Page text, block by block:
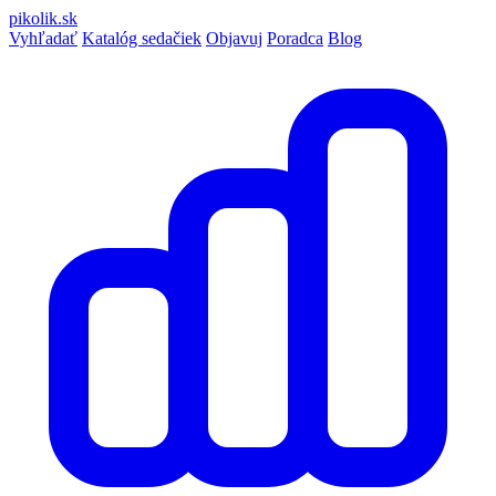
pikolik.sk
Vyhľadať Katalóg sedačiek Objavuj Poradca Blog